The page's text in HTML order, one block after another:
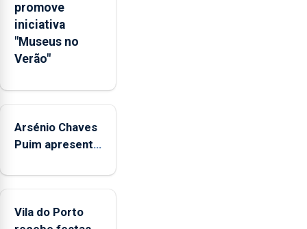
sociais
junto
das
crianças
promove
iniciativa
"Museus no
Verão"
Arsénio Chaves
Puim apresenta
Biblioteca de
Vila do Porto